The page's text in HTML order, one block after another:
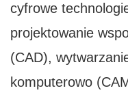
cyfrowe
projektowanie
(CAD),
komputerowo